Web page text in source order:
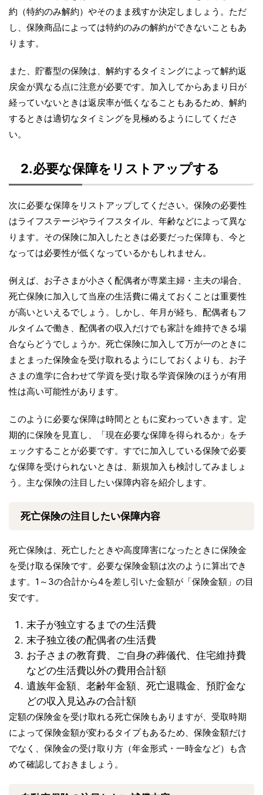
約（特約のみ解約）やそのまま残すか決定しましょう。ただ
し、保険商品によっては特約のみの解約ができないこともあ
ります。
また、貯蓄型の保険は、解約するタイミングによって解約返
戻金が異なる点に注意が必要です。加入してからあまり日が
経っていないときは返戻率が低くなることもあるため、解約
するときは適切なタイミングを見極めるようにしてくださ
い。
2.必要な保障をリストアップする
次に必要な保障をリストアップしてください。保険の必要性
はライフステージやライフスタイル、年齢などによって異な
ります。その保険に加入したときは必要だった保障も、今と
なっては必要性が低くなっているかもしれません。
例えば、お子さまが小さく配偶者が専業主婦・主夫の場合、
死亡保険に加入して当座の生活費に備えておくことは重要性
が高いといえるでしょう。しかし、年月が経ち、配偶者もフ
ルタイムで働き、配偶者の収入だけでも家計を維持できる場
合ならどうでしょうか。死亡保険に加入して万が一のときに
まとまった保険金を受け取れるようにしておくよりも、お子
さまの進学に合わせて学資を受け取る学資保険のほうが有用
性は高い可能性があります。
このように必要な保障は時間とともに変わっていきます。定
期的に保険を見直し、「現在必要な保障を得られるか」をチ
ェックすることが必要です。すでに加入している保険で必要
な保障を受けられないときは、新規加入も検討してみましょ
う。主な保険の注目したい保障内容を紹介します。
死亡保険の注目したい保障内容
死亡保険は、死亡したときや高度障害になったときに保険金
を受け取る保険です。必要な保険金額は次のように算出でき
ます。1～3の合計から4を差し引いた金額が「保険金額」の目
安です。
末子が独立するまでの生活費
末子独立後の配偶者の生活費
お子さまの教育費、ご自身の葬儀代、住宅維持費
などの生活費以外の費用合計額
遺族年金額、老齢年金額、死亡退職金、預貯金な
どの収入見込みの合計額
定額の保険金を受け取れる死亡保険もありますが、受取時期
によって保険金額が変わるタイプもあるため、保険金額だけ
でなく、保険金の受け取り方（年金形式・一時金など）も含
めて確認しておきましょう。